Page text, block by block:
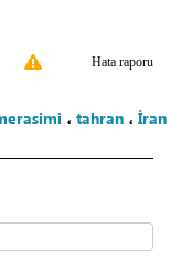
Hata raporu
، tahran ، İran